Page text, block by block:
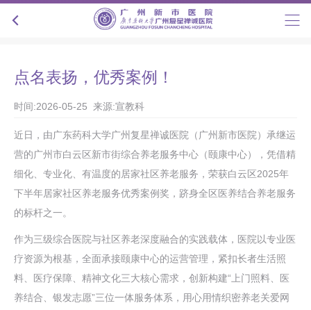
点名表扬，优秀案例！
时间:2026-05-25 来源:宣教科
近日，由广东药科大学广州复星禅诚医院（广州新市医院）承继运
营的广州市白云区新市街综合养老服务中心（颐康中心），凭借精
细化、专业化、有温度的居家社区养老服务，荣获白云区2025年
下半年居家社区养老服务优秀案例奖，跻身全区医养结合养老服务
的标杆之一。
作为三级综合医院与社区养老深度融合的实践载体，医院以专业医
疗资源为根基，全面承接颐康中心的运营管理，紧扣长者生活照
料、医疗保障、精神文化三大核心需求，创新构建“上门照料、医
养结合、银发志愿”三位一体服务体系，用心用情织密养老关爱网